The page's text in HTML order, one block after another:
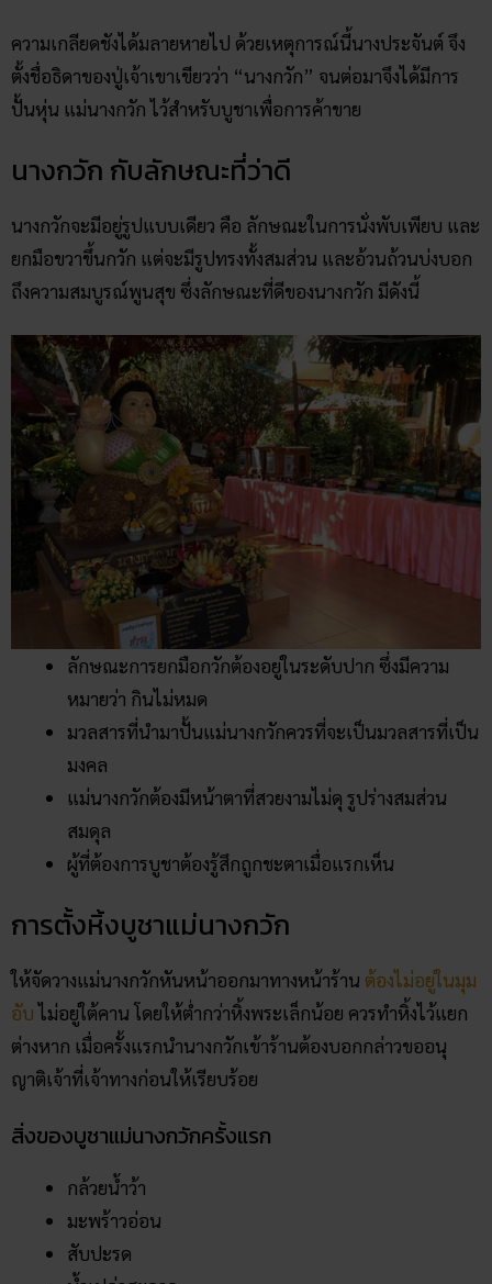
ความเกลียดชังได้มลายหายไป ด้วยเหตุการณ์นี้นางประจันต์ จึง
ตั้งชื่อธิดาของปู่เจ้าเขาเขียวว่า “นางกวัก” จนต่อมาจึงได้มีการ
ปั้นหุ่น แม่นางกวัก ไว้สำหรับบูชาเพื่อการค้าขาย
นางกวัก กับลักษณะที่ว่าดี
นางกวักจะมีอยู่รูปแบบเดียว คือ ลักษณะในการนั่งพับเพียบ และ
ยกมือขวาขึ้นกวัก แต่จะมีรูปทรงทั้งสมส่วน และอ้วนถ้วนบ่งบอก
ถึงความสมบูรณ์พูนสุข ซึ่งลักษณะที่ดีของนางกวัก มีดังนี้
ลักษณะการยกมือกวักต้องอยู่ในระดับปาก ซึ่งมีความ
หมายว่า กินไม่หมด
มวลสารที่นำมาปั้นแม่นางกวักควรที่จะเป็นมวลสารที่เป็น
มงคล
แม่นางกวักต้องมีหน้าตาที่สวยงามไม่ดุ รูปร่างสมส่วน
สมดุล
ผู้ที่ต้องการบูชาต้องรู้สึกถูกชะตาเมื่อแรกเห็น
การตั้งหิ้งบูชาแม่นางกวัก
ให้จัดวางแม่นางกวักหันหน้าออกมาทางหน้าร้าน ต้องไม่อยู่ในมุม
อับไม่อยู่ใต้คาน โดยให้ต่ำกว่าหิ้งพระเล็กน้อย ควรทำหิ้งไว้แยก
ต่างหาก เมื่อครั้งแรกนำนางกวักเข้าร้านต้องบอกกล่าวขออนุ
ญาติเจ้าที่เจ้าทางก่อนให้เรียบร้อย
สิ่งของบูชาแม่นางกวักครั้งแรก
กล้วยน้ำว้า
มะพร้าวอ่อน
สับปะรด